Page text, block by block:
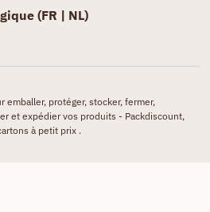
(FR | NL)
protéger, stocker, fermer,
et expédier vos produits - Packdiscount,
à petit prix .